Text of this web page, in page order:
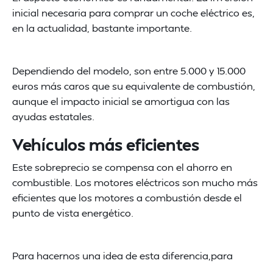
inicial necesaria para comprar un coche eléctrico es,
en la actualidad, bastante importante.
Dependiendo del modelo, son entre 5.000 y 15.000
euros más caros que su equivalente de combustión,
aunque el impacto inicial se amortigua con las
ayudas estatales.
Vehículos más eficientes
Este sobreprecio se compensa con el ahorro en
combustible. Los motores eléctricos son mucho más
eficientes que los motores a combustión desde el
punto de vista energético.
Para hacernos una idea de esta diferencia,para